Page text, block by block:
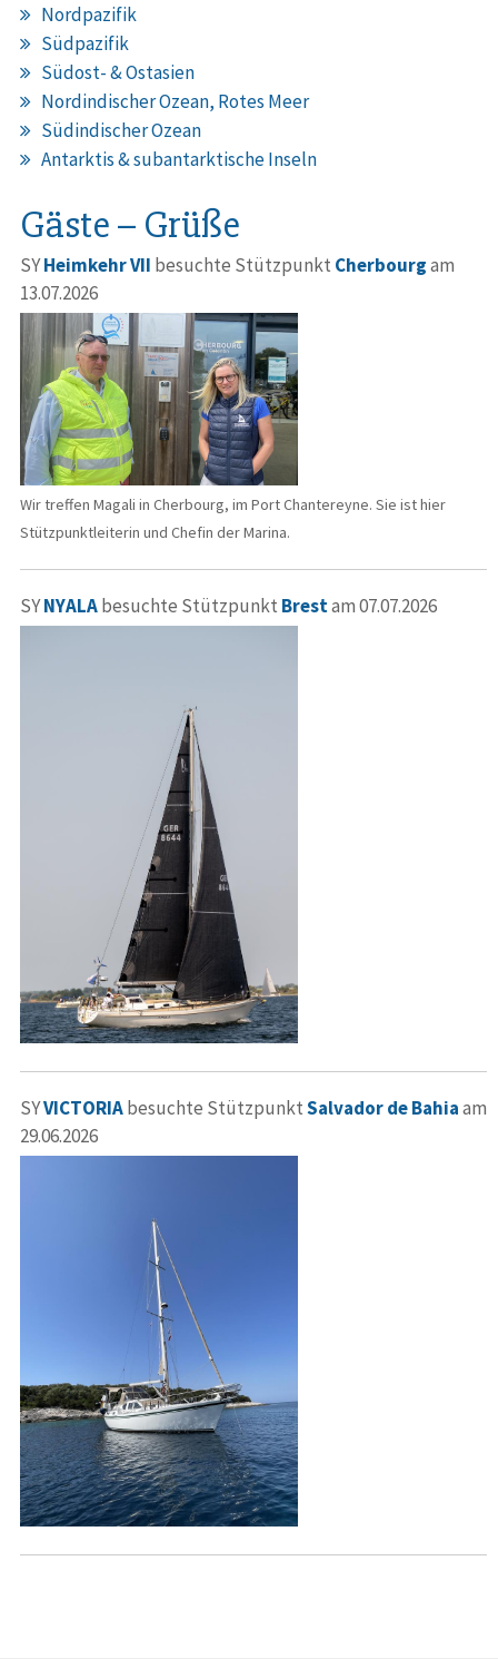
Nordpazifik
Südpazifik
Südost- & Ostasien
Nordindischer Ozean, Rotes Meer
Südindischer Ozean
Antarktis & subantarktische Inseln
Gäste – Grüße
SYHeimkehr VII besuchte Stützpunkt Cherbourgam
13.07.2026
Wir treffen Magali in Cherbourg, im Port Chantereyne. Sie ist hier
Stützpunktleiterin und Chefin der Marina.
SYNYALAbesuchte Stützpunkt Brestam 07.07.2026
SYVICTORIAbesuchte StützpunktSalvador de Bahiaam
29.06.2026